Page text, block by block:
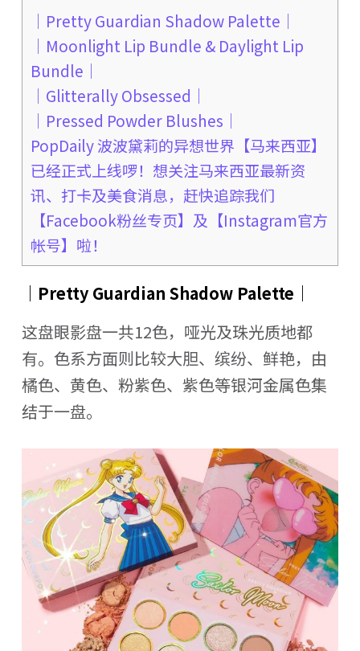
｜Pretty Guardian Shadow Palette｜
｜Moonlight Lip Bundle & Daylight Lip
Bundle｜
｜Glitterally Obsessed｜
｜Pressed Powder Blushes｜
PopDaily 波波黛莉的异想世界【马来西亚】
已经正式上线啰！想关注马来西亚最新资
讯、打卡及美食消息，赶快追踪我们
【Facebook粉丝专页】及【Instagram官方
帐号】啦！
｜Pretty Guardian Shadow Palette｜
这盘眼影盘一共12色，哑光及珠光质地都
有。色系方面则比较大胆、缤纷、鲜艳，由
橘色、黄色、粉紫色、紫色等银河金属色集
结于一盘。